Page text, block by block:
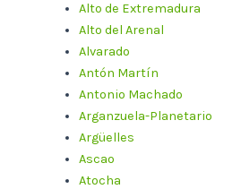
Alto de Extremadura
Alto del Arenal
Alvarado
Antón Martín
Antonio Machado
Arganzuela-Planetario
Argüelles
Ascao
Atocha